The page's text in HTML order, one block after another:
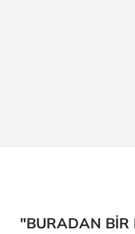
"BURADAN BİR